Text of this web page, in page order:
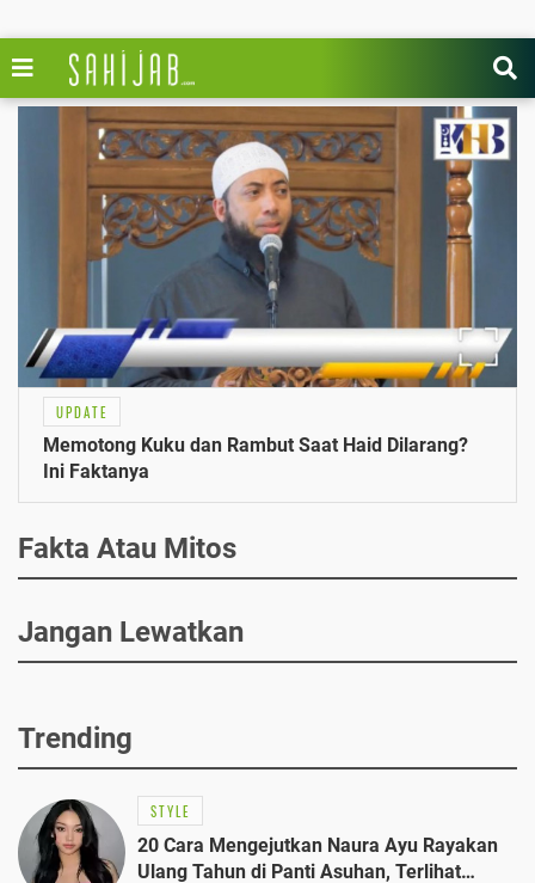
UPDATE
Memotong Kuku dan Rambut Saat Haid Dilarang?
Ini Faktanya
Fakta Atau Mitos
Jangan Lewatkan
Trending
STYLE
20 Cara Mengejutkan Naura Ayu Rayakan
Ulang Tahun di Panti Asuhan, Terlihat